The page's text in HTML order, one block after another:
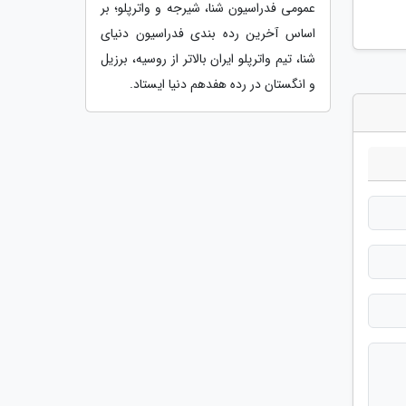
عمومی فدراسیون شنا، شیرجه و واترپلو؛ بر
اساس آخرین رده بندی فدراسیون دنیای
شنا، تیم واترپلو ایران بالاتر از روسیه، برزیل
و انگستان در رده هفدهم دنیا ایستاد.